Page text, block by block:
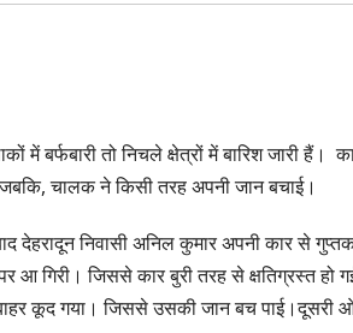
में बर्फबारी तो निचले क्षेत्रों में बारिश जारी हैं।
जबकि, चालक ने किसी तरह अपनी जान बचाई।
देहरादून निवासी अनिल कुमार अपनी कार से
आ गिरी। जिससे कार बुरी तरह से क्षतिग्रस्त हो
कूद गया। जिससे उसकी जान बच पाई।दूसरी